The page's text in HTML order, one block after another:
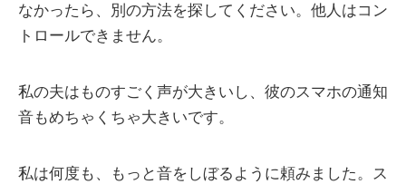
なかったら、別の方法を探してください。他人はコン
トロールできません。
私の夫はものすごく声が大きいし、彼のスマホの通知
音もめちゃくちゃ大きいです。
私は何度も、もっと音をしぼるように頼みました。ス